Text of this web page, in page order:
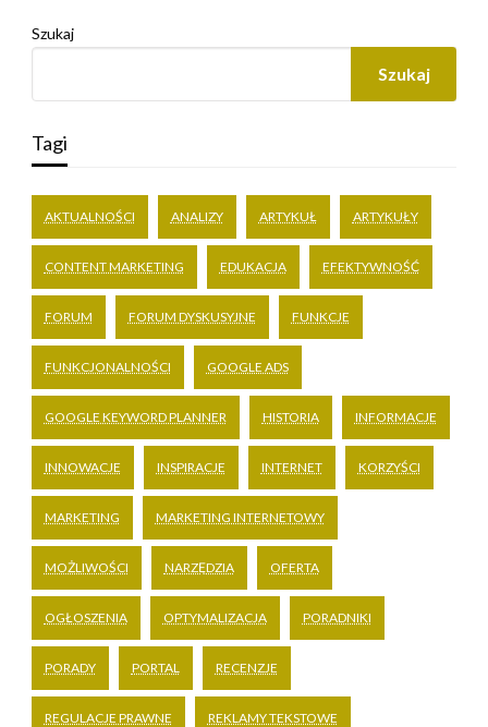
Szukaj
Szukaj
Tagi
AKTUALNOŚCI ANALIZY ARTYKUŁ ARTYKUŁY
CONTENT MARKETING EDUKACJA EFEKTYWNOŚĆ
FORUM FORUM DYSKUSYJNE FUNKCJE
FUNKCJONALNOŚCI GOOGLE ADS
GOOGLE KEYWORD PLANNER HISTORIA INFORMACJE
INNOWACJE INSPIRACJE INTERNET KORZYŚCI
MARKETING MARKETING INTERNETOWY
MOŻLIWOŚCI NARZĘDZIA OFERTA
OGŁOSZENIA OPTYMALIZACJA PORADNIKI
PORADY PORTAL RECENZJE
REGULACJE PRAWNE REKLAMY TEKSTOWE